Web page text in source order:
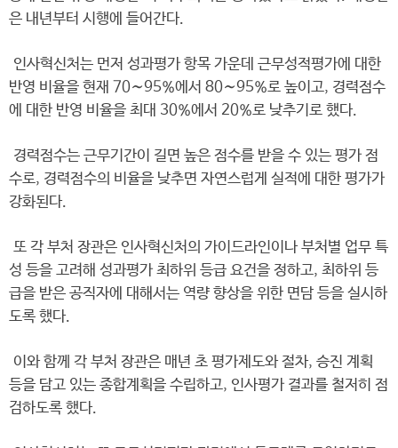
은 내년부터 시행에 들어간다.
인사혁신처는 먼저 성과평가 항목 가운데 근무성적평가에 대한
반영 비율을 현재 70∼95％에서 80∼95％로 높이고, 경력점수
에 대한 반영 비율을 최대 30％에서 20％로 낮추기로 했다.
경력점수는 근무기간이 길면 높은 점수를 받을 수 있는 평가 점
수로, 경력점수의 비율을 낮추면 자연스럽게 실적에 대한 평가가
강화된다.
또 각 부처 장관은 인사혁신처의 가이드라인이나 부처별 업무 특
성 등을 고려해 성과평가 최하위 등급 요건을 정하고, 최하위 등
급을 받은 공직자에 대해서는 역량 향상을 위한 면담 등을 실시하
도록 했다.
이와 함께 각 부처 장관은 매년 초 평가제도와 절차, 승진 계획
등을 담고 있는 종합계획을 수립하고, 인사평가 결과를 철저히 점
검하도록 했다.